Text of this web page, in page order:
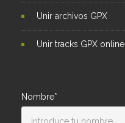
Unir archivos GPX
Unir tracks GPX online
Nombre*